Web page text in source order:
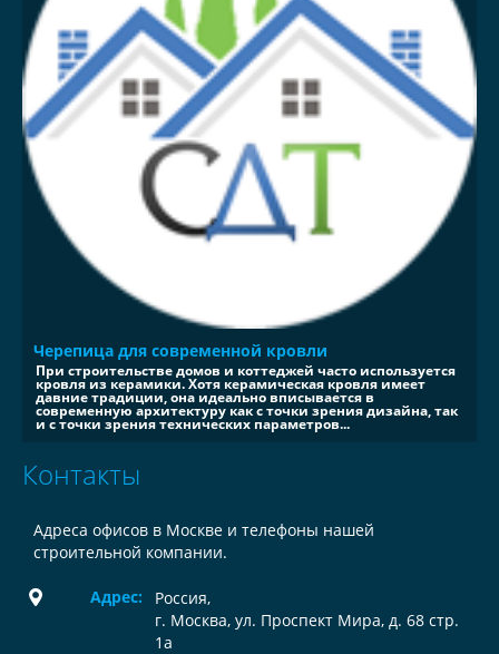
Черепица для современной кровли
При строительстве домов и коттеджей часто используется
кровля из керамики. Хотя керамическая кровля имеет
давние традиции, она идеально вписывается в
современную архитектуру как с точки зрения дизайна, так
и с точки зрения технических параметров...
Контакты
Адреса офисов в Москве и телефоны нашей
строительной компании.
Адрес: Россия,
г. Москва, ул. Проспект Мира, д. 68 стр.
1а